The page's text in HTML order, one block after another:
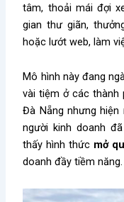
tâm, thoải mái đợi
gian thư giãn,
hoặc lướt web, làm
Mô hình này đang
vài tiệm ở các thành
Đà Nẵng nhưng
người kinh doanh
thấy hình thức mở
doanh đầy tiềm năng.